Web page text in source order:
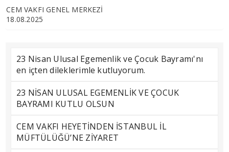
CEM VAKFI GENEL MERKEZİ
18.08.2025
23 Nisan Ulusal Egemenlik ve Çocuk Bayramı'nı
en içten dileklerimle kutluyorum.
23 NİSAN ULUSAL EGEMENLİK VE ÇOCUK
BAYRAMI KUTLU OLSUN
CEM VAKFI HEYETİNDEN İSTANBUL İL
MÜFTÜLÜĞÜ’NE ZİYARET